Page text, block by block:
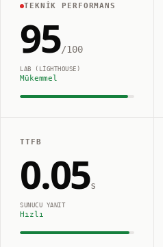
TEKNIK PERFORMANS
95/100
LAB (LIGHTHOUSE)
Mükemmel
TTFB
0.05s
SUNUCU YANIT
Hızlı